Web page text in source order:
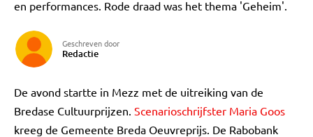
en performances. Rode draad was het thema 'Geheim'.
Geschreven door
Redactie
De avond startte in Mezz met de uitreiking van de
Bredase Cultuurprijzen. Scenarioschrijfster Maria Goos
kreeg de Gemeente Breda Oeuvreprijs. De Rabobank